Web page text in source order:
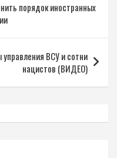
порядок иностранных
ВСУ и сотни
нацистов (ВИДЕО)